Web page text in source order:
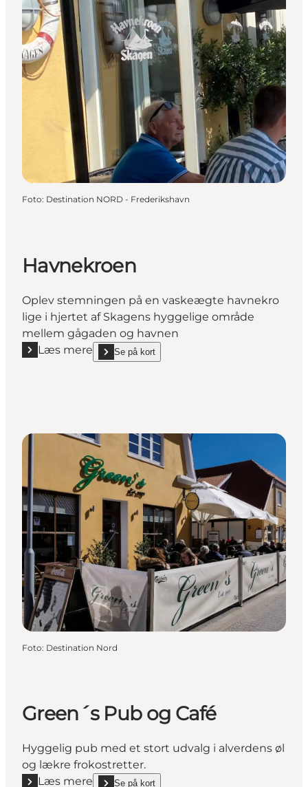
Foto: Destination NORD - Frederikshavn
Havnekroen
Oplev stemningen på en vaskeægte havnekro
lige i hjertet af Skagens hyggelige område
mellem gågaden og havnen
Læs mere
Læs mere "Havnekroen"
Se på kort
show Havnekroen on_map
Foto: Destination Nord
Green´s Pub og Café
Hyggelig pub med et stort udvalg i alverdens øl
og lækre frokostretter.
Læs mere
Se på kort